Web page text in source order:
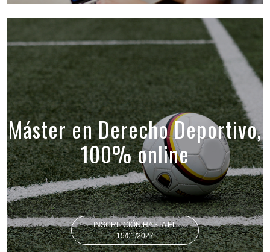
Máster en Derecho Deportivo,
100% online
INSCRIPCIÓN HASTA EL
15/01/2027